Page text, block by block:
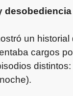
un
cargos